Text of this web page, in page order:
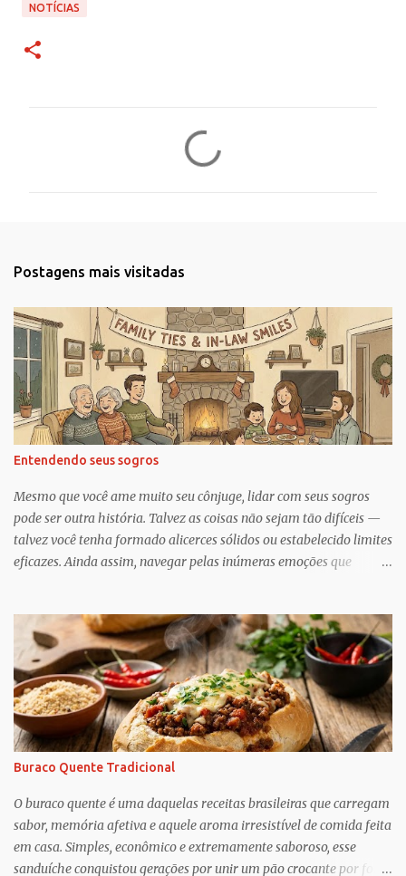
NOTÍCIAS
r
i
o
s
Postagens mais visitadas
Entendendo seus sogros
Mesmo que você ame muito seu cônjuge, lidar com seus sogros
pode ser outra história. Talvez as coisas não sejam tão difíceis —
talvez você tenha formado alicerces sólidos ou estabelecido limites
eficazes. Ainda assim, navegar pelas inúmeras emoções que
professor da Escola de Serviço Social da Universidade de
Maryland. Greif é coautor de In-Law Relationships: Mothers,
Daughters, Fathers, and Sons , para o qual ele e o coautor Michael
Wooley, PhD, MSW, DCSW, entrevistaram mais de 1.500 sogros
para compartilhar como esses relacionamentos, embora às vezes
complicados, também pode ser gratificante e
reconfortante. Embora a cultura popular e as narrativas sociais
nos façam acreditar que os relacionamentos familiares dão muito
trabalho para manter e podem ser confusos (quem assistiu The
Undoing ?), o que Greif descobriu é mais esperançoso:...
Buraco Quente Tradicional
O buraco quente é uma daquelas receitas brasileiras que carregam
sabor, memória afetiva e aquele aroma irresistível de comida feita
em casa. Simples, econômico e extremamente saboroso, esse
sanduíche conquistou gerações por unir um pão crocante por fora